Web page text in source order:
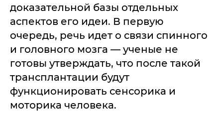
доказательной базы отдельных
аспектов его идеи. В первую
очередь, речь идет о связи спинного
и головного мозга — ученые не
готовы утверждать, что после такой
трансплантации будут
функционировать сенсорика и
моторика человека.